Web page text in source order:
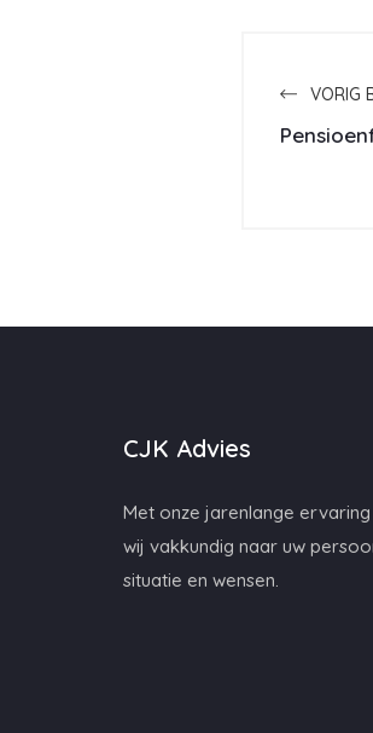
VORIG
CJK Advies
Met onze jarenlange
wij vakkundig naar uw
situatie en wensen.